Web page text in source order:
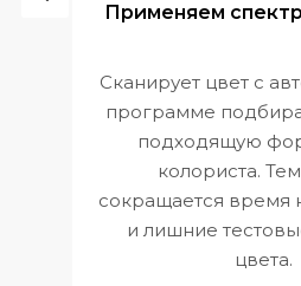
Применяем
Сканирует цвет с
программе
подходящую
колориста.
сокращается время
и лишние
цвета.